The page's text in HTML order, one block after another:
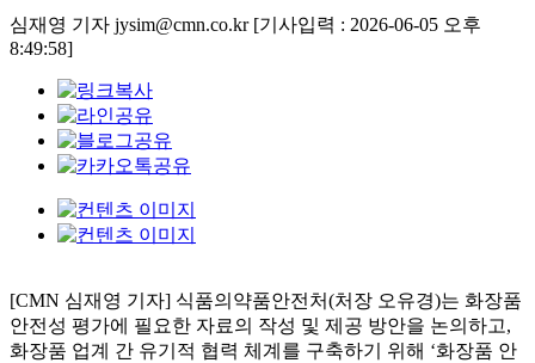
심재영 기자 jysim@cmn.co.kr [기사입력 : 2026-06-05 오후
8:49:58]
[CMN 심재영 기자] 식품의약품안전처(처장 오유경)는 화장품
안전성 평가에 필요한 자료의 작성 및 제공 방안을 논의하고,
화장품 업계 간 유기적 협력 체계를 구축하기 위해 ‘화장품 안